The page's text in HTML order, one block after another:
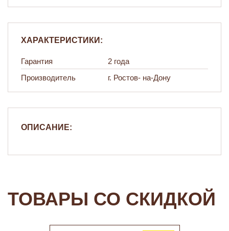
ХАРАКТЕРИСТИКИ:
Гарантия
2 года
Производитель
г. Ростов- на-Дону
ОПИСАНИЕ:
ТОВАРЫ СО СКИДКОЙ